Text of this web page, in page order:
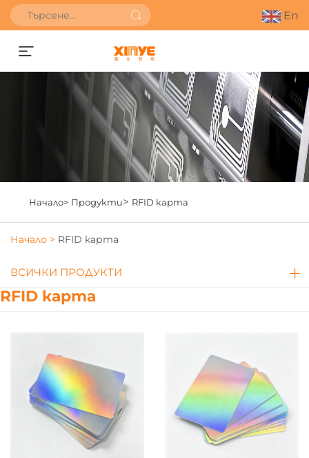
En
Получете оферта
Начало> Продукти> RFID карта
Начало > RFID карта
ВСИЧКИ ПРОДУКТИ
RFID карта